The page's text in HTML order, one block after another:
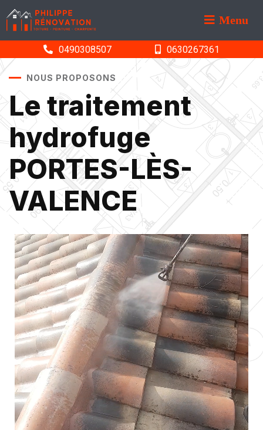
Menu
0490308507 0630267361
NOUS PROPOSONS
Le traitement
hydrofuge
PORTES-LÈS-
VALENCE